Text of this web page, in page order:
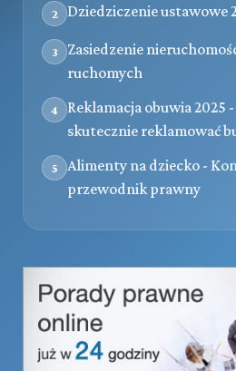
2 Dziedziczenie ustawowe
3
Zasiedzenie
ruchomych
4
Reklamacja obuwia 2025 -
skutecznie reklamować
5
Alimenty na dziecko -
przewodnik prawny